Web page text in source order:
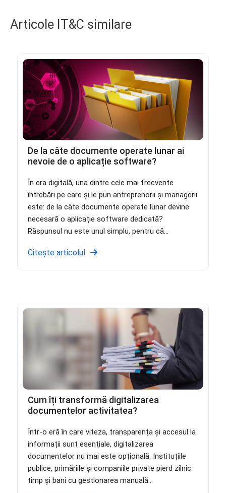
Articole IT&C similare
De la câte documente operate lunar ai
nevoie de o aplicație software?
În era digitală, una dintre cele mai frecvente
întrebări pe care și le pun antreprenorii și managerii
este: de la câte documente operate lunar devine
necesară o aplicație software dedicată?
Răspunsul nu este unul simplu, pentru că...
Citește articolul
Cum îți transformă digitalizarea
documentelor activitatea?
Într-o eră în care viteza, transparența și accesul la
informații sunt esențiale, digitalizarea
documentelor nu mai este opțională. Instituțiile
publice, primăriile și companiile private pierd zilnic
timp și bani cu gestionarea manuală...